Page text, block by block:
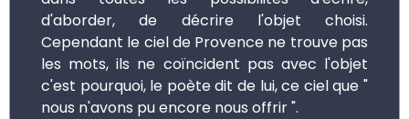
d'aborder, de décrire l'objet choisi.
Cependant le ciel de Provence ne trouve pas
les mots, ils ne coïncident pas avec l'objet
c'est pourquoi, le poète dit de lui, ce ciel que "
nous n'avons pu encore nous offrir ".